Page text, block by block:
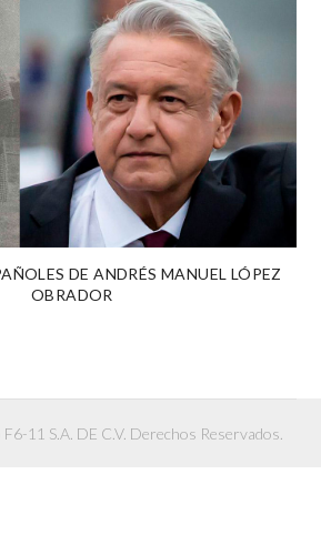
DE ANDRÉS MANUEL LÓPEZ
OBRADOR
11 S.A. DE C.V. Derechos Reservados.